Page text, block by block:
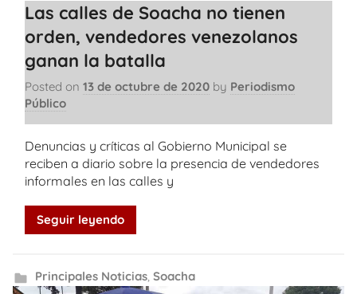
Las calles de Soacha no tienen
orden, vendedores venezolanos
ganan la batalla
Posted on 13 de octubre de 2020 by Periodismo
Público
Denuncias y críticas al Gobierno Municipal se
reciben a diario sobre la presencia de vendedores
informales en las calles y
Seguir leyendo
Principales Noticias, Soacha